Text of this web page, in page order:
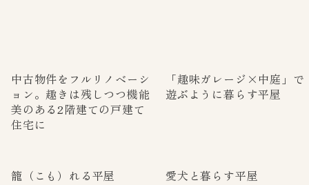
中古物件をフルリノベーシ
ョン。趣きは残しつつ機能
美のある2階建ての戸建て
住宅に
「趣味ガレージ×中庭」で
遊ぶように暮らす平屋
籠（こも）れる平屋 愛犬と暮らす平屋